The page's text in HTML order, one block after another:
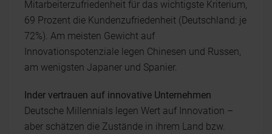
Mitarbeiterzufriedenheit für das wichtigste Kriterium,
69 Prozent die Kundenzufriedenheit (Deutschland: je
72%). Am meisten Gewicht auf
Innovationspotenziale legen Chinesen und Russen,
am wenigsten Japaner und Spanier.
Inder vertrauen auf innovative Unternehmen
Deutsche Millennials legen Wert auf Innovation –
aber schätzen die Zustände in ihrem Land bzw.